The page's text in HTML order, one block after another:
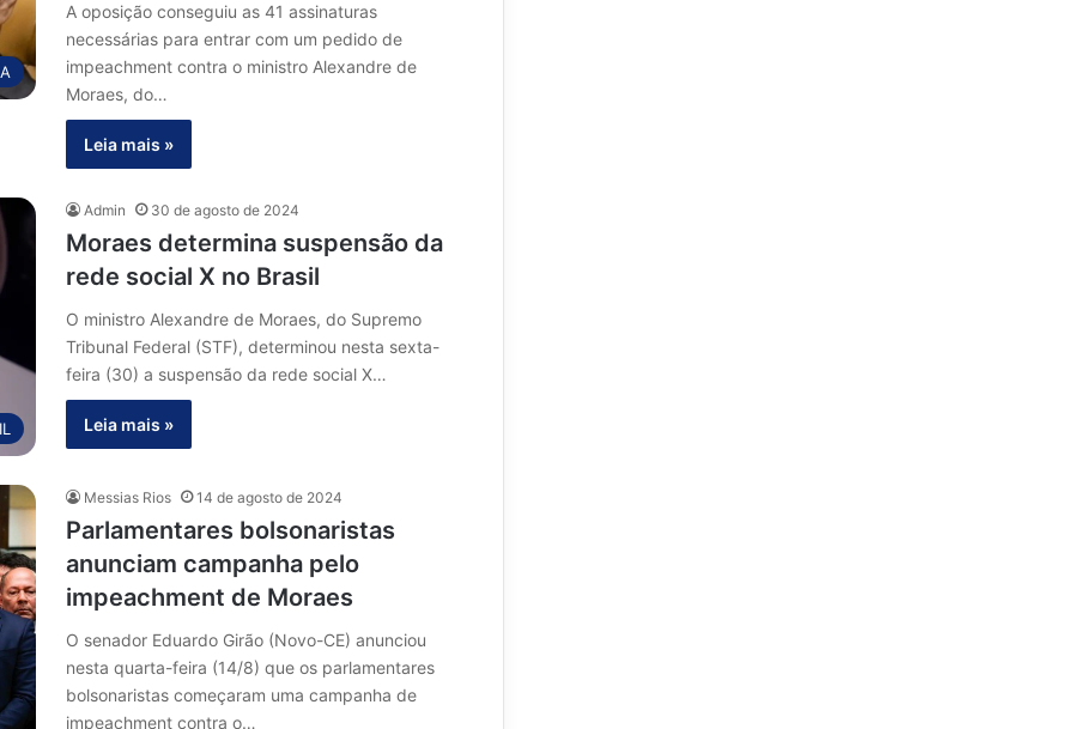
A oposição conseguiu as 41 assinaturas
necessárias para entrar com um pedido de
impeachment contra o ministro Alexandre de
Moraes, do…
Leia mais »
Admin 30 de agosto de 2024
Moraes determina suspensão da
rede social X no Brasil
O ministro Alexandre de Moraes, do Supremo
Tribunal Federal (STF), determinou nesta sexta-
feira (30) a suspensão da rede social X…
Leia mais »
Messias Rios 14 de agosto de 2024
Parlamentares bolsonaristas
anunciam campanha pelo
impeachment de Moraes
O senador Eduardo Girão (Novo-CE) anunciou
nesta quarta-feira (14/8) que os parlamentares
bolsonaristas começaram uma campanha de
impeachment contra o…